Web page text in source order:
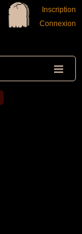
Inscription
Connexion